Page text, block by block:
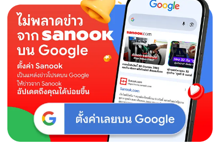
งาน
ก่อน
เวลา
กลับ
บ้าน
อช็อต
เซอร์ไพรส์
พี่
เปลือย
คู่